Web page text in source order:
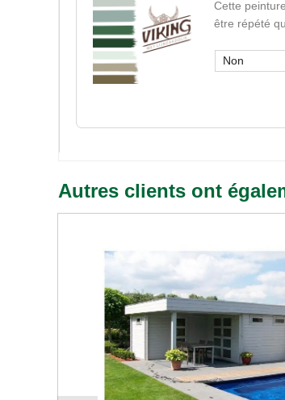
Cette
être répété
Non
Autres clients ont